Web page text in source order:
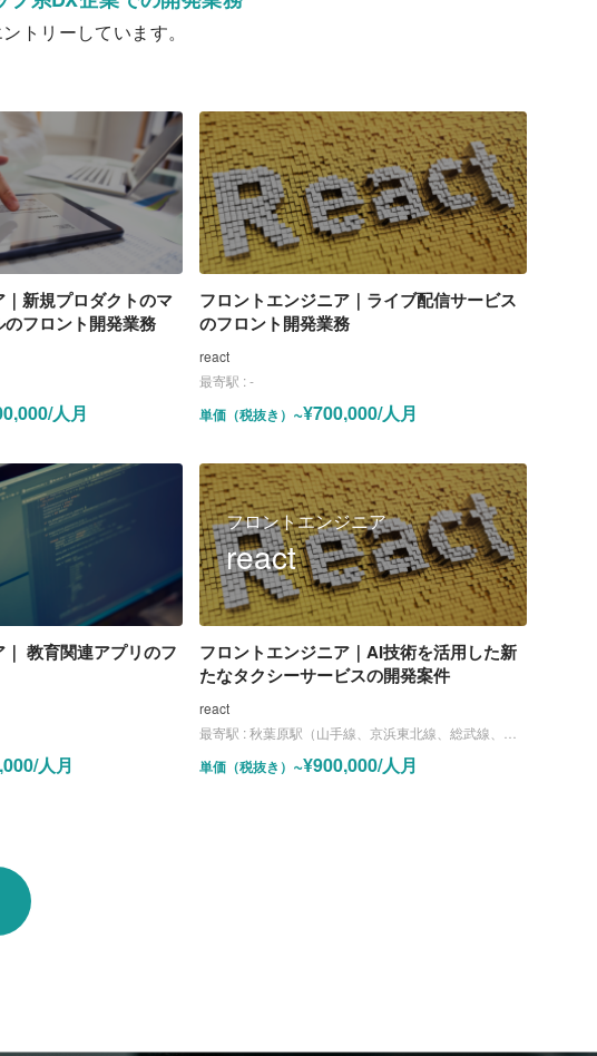
トリーしています。
新規プロダクトのマ
フロント開発業務
人月
フロントエンジニア｜ライブ配信サービス
のフロント開発業務
react
最寄駅 :-
単価（税抜き） ~¥700,000/人月
教育関連アプリのフ
人月
フロントエンジニア
react
フロントエンジニア｜AI技術を活用した新
たなタクシーサービスの開発案件
react
最寄駅 :秋葉原駅（山手線、京浜東北線、総武線、日比谷線）
単価（税抜き） ~¥900,000/人月